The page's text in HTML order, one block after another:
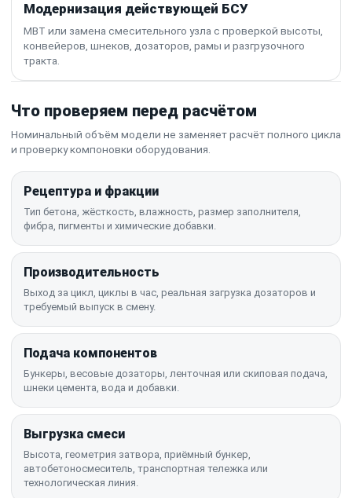
Модернизация действующей БСУ
MBT или замена смесительного узла с проверкой высоты,
конвейеров, шнеков, дозаторов, рамы и разгрузочного
тракта.
Что проверяем перед расчётом
Номинальный объём модели не заменяет расчёт полного цикла
и проверку компоновки оборудования.
Рецептура и фракции
Тип бетона, жёсткость, влажность, размер заполнителя,
фибра, пигменты и химические добавки.
Производительность
Выход за цикл, циклы в час, реальная загрузка дозаторов и
требуемый выпуск в смену.
Подача компонентов
Бункеры, весовые дозаторы, ленточная или скиповая подача,
шнеки цемента, вода и добавки.
Выгрузка смеси
Высота, геометрия затвора, приёмный бункер,
автобетоносмеситель, транспортная тележка или
технологическая линия.